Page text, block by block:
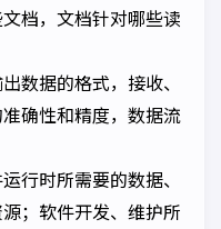
档，文档针对哪些读
数据的格式，接收、
确性和精度，数据流
行时所需要的数据、
；软件开发、维护所